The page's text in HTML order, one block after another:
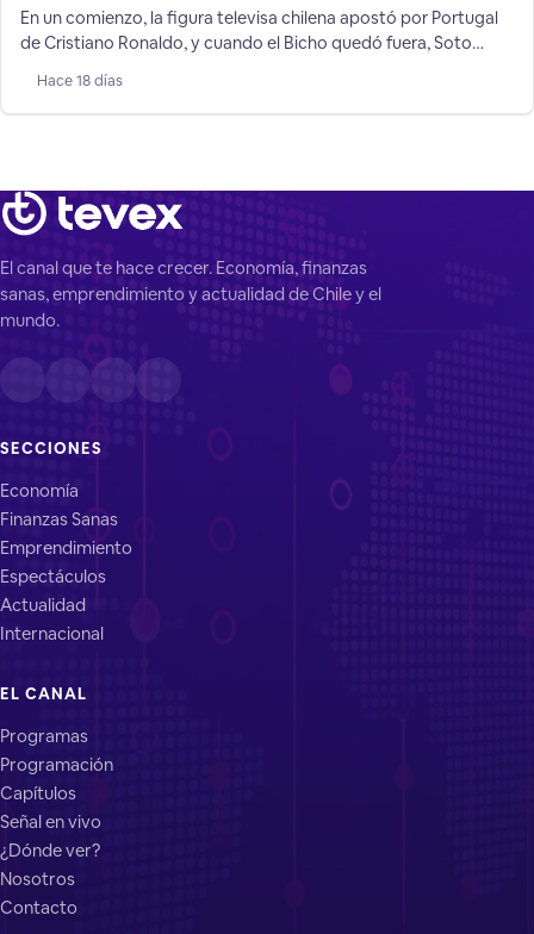
En un comienzo, la figura televisa chilena apostó por Portugal
de Cristiano Ronaldo, y cuando el Bicho quedó fuera, Soto
rubro de supuestos "videntes".
Hace 18 días
El canal que te hace crecer. Economía, finanzas
sanas, emprendimiento y actualidad de Chile y el
mundo.
SECCIONES
Economía
Finanzas Sanas
Emprendimiento
Espectáculos
Actualidad
Internacional
EL CANAL
Programas
Programación
Capítulos
Señal en vivo
¿Dónde ver?
Nosotros
Contacto